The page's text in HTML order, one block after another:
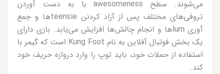
می‌شوند. سطح awesomeness با به دست آوردن
تروفی‌های مختلف پس از آزاد کردنن teensieها و جمع
آوری lumها و انجام چالش‌ها افزایش می‌یابد. بازی دارای
یک بخش فوتبال آفلاین به نام Kung Foot است که گیمر با
استفاده از حملات خود، باید توپ را وارد دروازه حریف خود
کند.